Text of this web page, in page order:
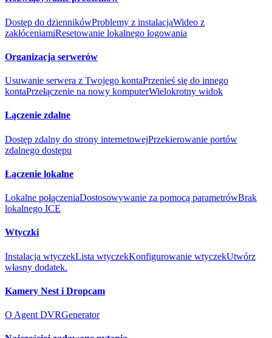
Dostęp do dziennikówProblemy z instalacjąWideo z
zakłóceniamiResetowanie lokalnego logowania
Organizacja serwerów
Usuwanie serwera z Twojego kontaPrzenieś się do innego
kontaPrzełączenie na nowy komputerWielokrotny widok
Łączenie zdalne
Dostęp zdalny do strony internetowejPrzekierowanie portów
zdalnego dostępu
Łączenie lokalne
Lokalne połączeniaDostosowywanie za pomocą parametrówBrak
lokalnego ICE
Wtyczki
Instalacja wtyczekLista wtyczekKonfigurowanie wtyczekUtwórz
własny dodatek.
Kamery Nest i Dropcam
O Agent DVRGenerator